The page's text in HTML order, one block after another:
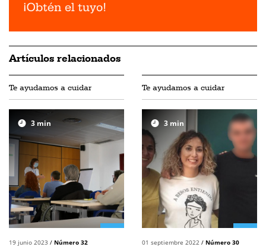
Artículos relacionados
Te ayudamos a cuidar
3min
19 junio 2023 / Número 32
Te ayudamos a cuidar
3 min
01 septiembre 2022 / Número 30